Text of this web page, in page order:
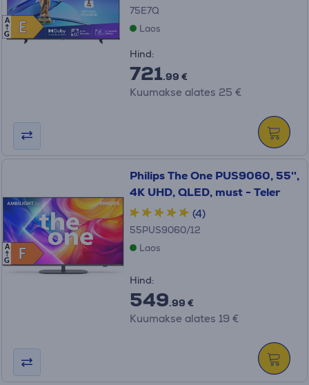
E
E
A
G
75E7Q
Laos
Hind:
721.99 €
Kuumakse alates 25 €
F
F
A
G
Philips The One PUS9060, 55'',
4K UHD, QLED, must - Teler
(4)
55PUS9060/12
Laos
Hind:
549.99 €
Kuumakse alates 19 €